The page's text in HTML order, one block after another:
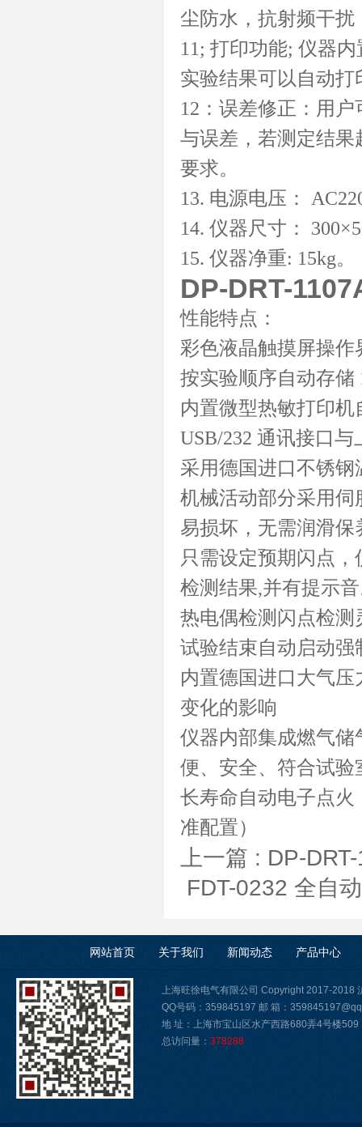
尘防水，抗射频干
11; 打印功能; 仪器
实验结果可以自动打
12：误差修正：用
与误差，若测定结
要求。
13. 电源电压：
14. 仪器尺寸：
15. 仪器净重: 15kg。
DP-DRT-
性能特点：
彩色液晶触摸屏操作
按实验顺序自动存储
内置微型热敏打印
USB/232 通讯接口
采用德国进口不锈
机械活动部分采用
易损坏，无需润滑保
只需设定预期闪点
检测结果,并有提示
热电偶检测闪点检
试验结束自动启动强
内置德国进口大气
变化的影响
仪器内部集成燃气储
便、安全、符合试
长寿命自动电子点
准配置）
上一篇 : DP-
FDT-0232 全自
网站首页 关于我们 新闻动态 产品中心
上海旺徐电气有限公司 Copyright 2017-2018
QQ号码：359845197 邮 箱：
地 址：上海市宝山区水产西路680弄4号楼509
总访问量： 378288